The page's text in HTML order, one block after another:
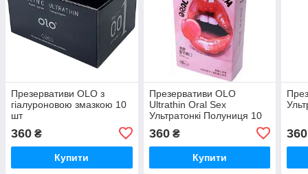
Презервативи OLO з
гіалуроновою змазкою 10
шт
360 ₴
Купити
Презервативи OLO
Ultrathin Oral Sex
Ультратонкі Полуниця 10
360₴
Купити
360